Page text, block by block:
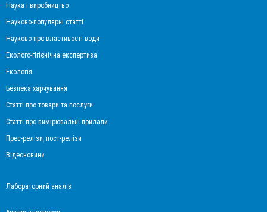
Наука і виробництво
Науково-популярні статті
Науково про властивості води
Еколого-гігієнічна експертиза
Екологія
Безпека харчування
Статті про товари та послуги
Статті про вимірювальні прилади
Прес-релізи, пост-релізи
Відеоновини
Лабораторний аналіз